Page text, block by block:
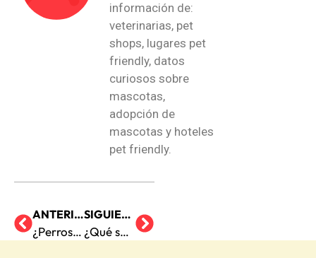
información de:
veterinarias, pet
shops, lugares pet
friendly, datos
curiosos sobre
mascotas,
adopción de
mascotas y hoteles
pet friendly.
ANTERIOR
¿Perros actuando como humanos?
SIGUIENTE
¿Qué son los familiares de las brujas?